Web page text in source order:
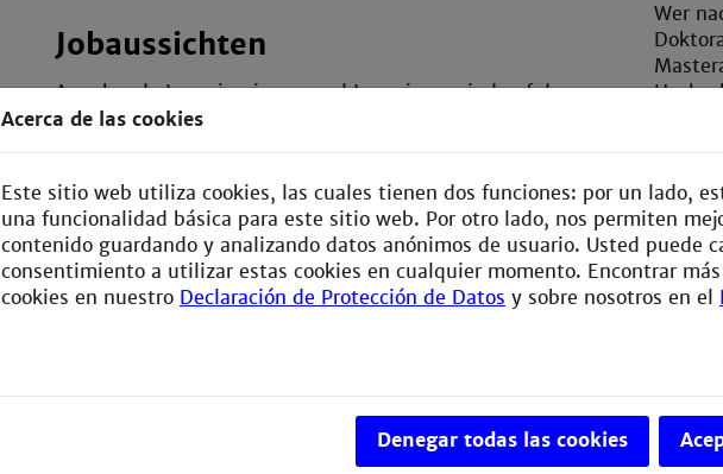
Jobaussichten
Angehende Ingenieurinnen und Ingenieure sind auf dem
Arbeitsmarkt sehr gefragt. Unsere Studierenden knüpfen
alle haben bereits vor Studienende einen Arbeitsvertrag in
der Tasche.
Wer
Die
Acerca de las cookies
Este sitio web utiliza cookies, las cuales tienen dos funciones: por un lado,
una funcionalidad básica para este sitio web. Por otro lado, nos permiten
contenido guardando y analizando datos anónimos de usuario. Usted puede
consentimiento a utilizar estas cookies en cualquier momento. Encontrar
cookies en nuestro Declaración de Protección de Datos y sobre nosotros en el
Denegar todas las cookies